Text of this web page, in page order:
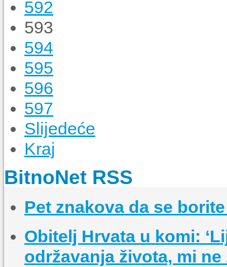
592
593
594
595
596
597
Slijedeće
Kraj
BitnoNet RSS
Pet znakova da se
Obitelj Hrvata u komi:
održavanja života, mi ne